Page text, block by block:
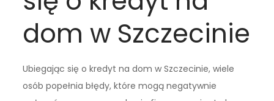
dom w Szczecinie
Ubiegając się o kredyt na dom w Szczecinie, wiele
osób popełnia błędy, które mogą negatywnie